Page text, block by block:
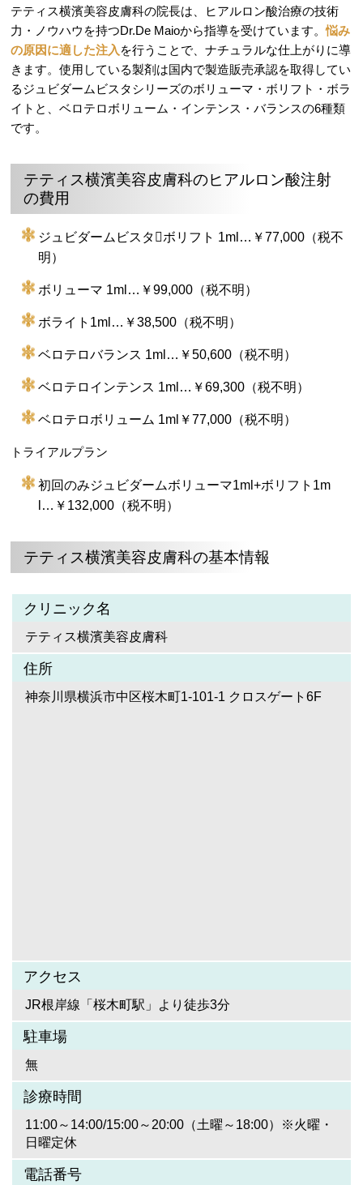
テティス横濱美容皮膚科の院長は、ヒアルロン酸治療の技術
力・ノウハウを持つDr.De Maioから指導を受けています。悩み
の原因に適した注入 を行うことで、ナチュラルな仕上がりに導
きます。使用している製剤は国内で製造販売承認を取得してい
るジュビダームビスタシリーズのボリューマ・ボリフト・ボラ
イトと、ベロテロボリューム・インテンス・バランスの6種類
です。
テティス横濱美容皮膚科のヒアルロン酸注射
の費用
ジュビダームビスタボリフト 1ml…￥77,000（税不
明）
ボリューマ 1ml…￥99,000（税不明）
ボライト1ml…￥38,500（税不明）
ベロテロバランス 1ml…￥50,600（税不明）
ベロテロインテンス 1ml…￥69,300（税不明）
ベロテロボリューム 1ml￥77,000（税不明）
トライアルプラン
初回のみジュビダームボリューマ1ml+ボリフト1m
l…￥132,000（税不明）
テティス横濱美容皮膚科の基本情報
クリニック名
テティス横濱美容皮膚科
住所
神奈川県横浜市中区桜木町1-101-1 クロスゲート6F
アクセス
JR根岸線「桜木町駅」より徒歩3分
駐車場
無
診療時間
11:00～14:00/15:00～20:00（土曜～18:00）※火曜・
日曜定休
電話番号